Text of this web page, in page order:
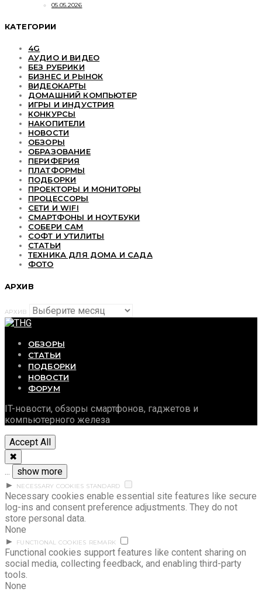
05.05.2026
КАТЕГОРИИ
4G
АУДИО И ВИДЕО
БЕЗ РУБРИКИ
БИЗНЕС И РЫНОК
ВИДЕОКАРТЫ
ДОМАШНИЙ КОМПЬЮТЕР
ИГРЫ И ИНДУСТРИЯ
КОНКУРСЫ
НАКОПИТЕЛИ
НОВОСТИ
ОБЗОРЫ
ОБРАЗОВАНИЕ
ПЕРИФЕРИЯ
ПЛАТФОРМЫ
ПОДБОРКИ
ПРОЕКТОРЫ И МОНИТОРЫ
ПРОЦЕССОРЫ
СЕТИ И WIFI
СМАРТФОНЫ И НОУТБУКИ
СОБЕРИ САМ
СОФТ И УТИЛИТЫ
СТАТЬИ
ТЕХНИКА ДЛЯ ДОМА И САДА
ФОТО
АРХИВ
АРХИВ
ОБЗОРЫ
СТАТЬИ
ПОДБОРКИ
НОВОСТИ
ФОРУМ
IT-новости, обзоры смартфонов, гаджетов и
компьютерного железа
Accept All
✖
show more
►
NECESSARY COOKIES STANDARD
Necessary cookies enable essential site features like secure
log-ins and consent preference adjustments. They do not
store personal data.
None
►
FUNCTIONAL COOKIES REMARK
Functional cookies support features like content sharing on
social media, collecting feedback, and enabling third-party
tools.
None